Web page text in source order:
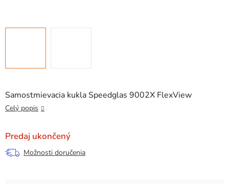
Samostmievacia kukla Speedglas 9002X FlexView
Celý popis
Predaj ukončený
Možnosti doručenia